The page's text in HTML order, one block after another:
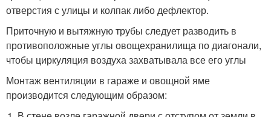
отверстия с улицы и колпак либо дефлектор.
Приточную и вытяжную трубы следует разводить в
противоположные углы овощехранилища по диагонали,
чтобы циркуляция воздуха захватывала все его углы
Монтаж вентиляции в гараже и овощной яме
производится следующим образом: